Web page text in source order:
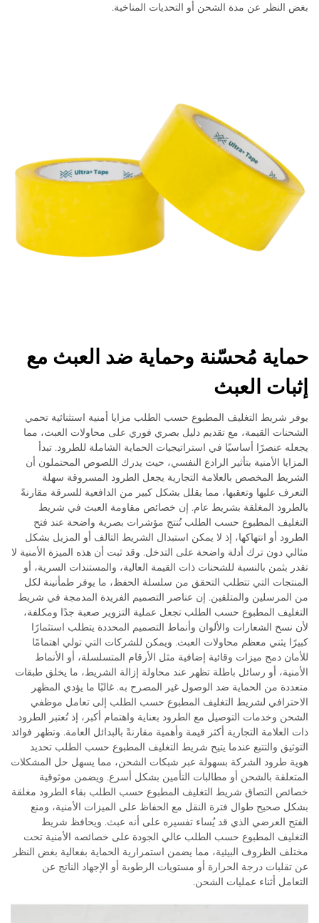
بغض النظر عن مدة الشحن أو التحديات المناخية.
حماية مُحسّنة وحماية ضد العبث مع
إثبات العبث
يوفر شريط التغليف المطبوع حسب الطلب مزايا أمنية استثنائية تحمي
الشحنات القيمة، مع تقديم دليل بصري فوري على محاولات العبث، مما
يجعله عنصرًا أساسيًا في استراتيجيات الحماية الشاملة للطرود. تبدأ
المزايا الأمنية بتأثير الرادع النفسي، حيث يدرك اللصوص المحتملون أن
الشريط المخصص بالعلامة التجارية يجعل الطرود المسروقة سهلة
التعرف عليها وتعقبها، مما يقلل بشكل كبير من الدافعية للسرقة مقارنةً
بالطرود المغلقة بشريط عام. إن خصائص مقاومة العبث في شريط
التغليف المطبوع حسب الطلب تُنتج مؤشرات بصرية واضحة عند فتح
الطرود أو انتهاكها، إذ لا يمكن استبدال الشريط التالف أو المزيل بشكل
مثالي دون ترك أدلة واضحة على التدخل. وقد ثبت أن هذه الميزة الأمنية لا
تقدر بثمن بالنسبة للشحنات ذات القيمة العالية، والمستندات السرية، أو
المنتجات التي تتطلب التحقق من سلسلة الحفظ، ما يوفر طمأنينة لكل
من المرسلين والمتلقين. إن عناصر التصميم الفريدة المدمجة في شريط
التغليف المطبوع حسب الطلب تجعل عملية التزوير صعبة جدًا ومكلفة،
لأن نسخ الشعارات والألوان وأنماط التصميم المحددة يتطلب استثمارًا
كبيرًا يثني معظم محاولات العبث. ويمكن للشركات التي تولي اهتمامًا
للأمان دمج ميزات وقائية إضافية مثل الأرقام المتسلسلة، أو الأنماط
الأمنية، أو رسائل باطلة تظهر عند محاولة إزالة الشريط، ما يخلق طبقات
متعددة من الحماية ضد الوصول غير المصرح به. غالبًا ما يؤدي المظهر
الاحترافي لشريط التغليف المطبوع حسب الطلب إلى تعامل موظفي
الشحن وخدمات التوصيل مع الطرود بعناية واهتمام أكبر، إذ تُعتبر الطرود
ذات العلامة التجارية أكثر قيمة وأهمية مقارنةً بالبدائل العامة. وتظهر فوائد
التوثيق والتتبع عندما يتيح شريط التغليف المطبوع حسب الطلب تحديد
هوية طرود الشركة بسهولة عبر شبكات الشحن، مما يسهل حل المشكلات
المتعلقة بالشحن أو مطالبات التأمين بشكل أسرع. ويضمن موثوقية
خصائص التصاق شريط التغليف المطبوع حسب الطلب بقاء الطرود مغلقة
بشكل صحيح طوال فترة النقل مع الحفاظ على الميزات الأمنية، ومنع
الفتح العرضي الذي قد يُساء تفسيره على أنه عبث. ويحافظ شريط
التغليف المطبوع حسب الطلب عالي الجودة على خصائصه الأمنية تحت
مختلف الظروف البيئية، مما يضمن استمرارية الحماية بفعالية بغض النظر
عن تقلبات درجة الحرارة أو مستويات الرطوبة أو الإجهاد الناتج عن
التعامل أثناء عمليات الشحن.